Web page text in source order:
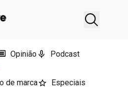
Opinião Podcast
de marca Especiais